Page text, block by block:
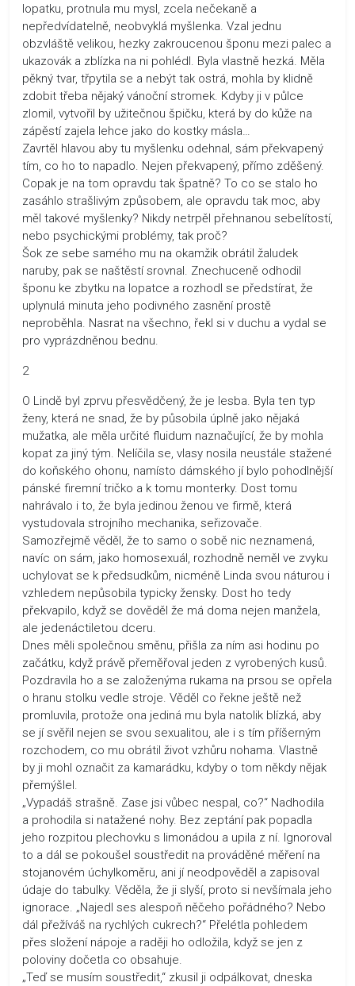
lopatku, protnula mu mysl, zcela nečekaně a
nepředvídatelně, neobvyklá myšlenka. Vzal jednu
obzvláště velikou, hezky zakroucenou šponu mezi palec a
ukazovák a zblízka na ni pohlédl. Byla vlastně hezká. Měla
pěkný tvar, třpytila se a nebýt tak ostrá, mohla by klidně
zdobit třeba nějaký vánoční stromek. Kdyby ji v půlce
zlomil, vytvořil by užitečnou špičku, která by do kůže na
zápěstí zajela lehce jako do kostky másla…
Zavrtěl hlavou aby tu myšlenku odehnal, sám překvapený
tím, co ho to napadlo. Nejen překvapený, přímo zděšený.
Copak je na tom opravdu tak špatně? To co se stalo ho
zasáhlo strašlivým způsobem, ale opravdu tak moc, aby
měl takové myšlenky? Nikdy netrpěl přehnanou sebelítostí,
nebo psychickými problémy, tak proč?
Šok ze sebe samého mu na okamžik obrátil žaludek
naruby, pak se naštěstí srovnal. Znechuceně odhodil
šponu ke zbytku na lopatce a rozhodl se předstírat, že
uplynulá minuta jeho podivného zasnění prostě
neproběhla. Nasrat na všechno, řekl si v duchu a vydal se
pro vyprázdněnou bednu.
2
O Lindě byl zprvu přesvědčený, že je lesba. Byla ten typ
ženy, která ne snad, že by působila úplně jako nějaká
mužatka, ale měla určité fluidum naznačující, že by mohla
kopat za jiný tým. Nelíčila se, vlasy nosila neustále stažené
do koňského ohonu, namísto dámského jí bylo pohodlnější
pánské firemní tričko a k tomu monterky. Dost tomu
nahrávalo i to, že byla jedinou ženou ve firmě, která
vystudovala strojního mechanika, seřizovače.
Samozřejmě věděl, že to samo o sobě nic neznamená,
navíc on sám, jako homosexuál, rozhodně neměl ve zvyku
uchylovat se k předsudkům, nicméně Linda svou náturou i
vzhledem nepůsobila typicky žensky. Dost ho tedy
překvapilo, když se dověděl že má doma nejen manžela,
ale jedenáctiletou dceru.
Dnes měli společnou směnu, přišla za ním asi hodinu po
začátku, když právě přeměřoval jeden z vyrobených kusů.
Pozdravila ho a se založenýma rukama na prsou se opřela
o hranu stolku vedle stroje. Věděl co řekne ještě než
promluvila, protože ona jediná mu byla natolik blízká, aby
se jí svěřil nejen se svou sexualitou, ale i s tím příšerným
rozchodem, co mu obrátil život vzhůru nohama. Vlastně
by ji mohl označit za kamarádku, kdyby o tom někdy nějak
přemýšlel.
„Vypadáš strašně. Zase jsi vůbec nespal, co?“ Nadhodila
a prohodila si natažené nohy. Bez zeptání pak popadla
jeho rozpitou plechovku s limonádou a upila z ní. Ignoroval
to a dál se pokoušel soustředit na prováděné měření na
stojanovém úchylkoměru, ani jí neodpověděl a zapisoval
údaje do tabulky. Věděla, že ji slyší, proto si nevšímala jeho
ignorace. „Najedl ses alespoň něčeho pořádného? Nebo
dál přežíváš na rychlých cukrech?“ Přelétla pohledem
přes složení nápoje a raději ho odložila, když se jen z
poloviny dočetla co obsahuje.
„Teď se musím soustředit,“ zkusil ji odpálkovat, dneska